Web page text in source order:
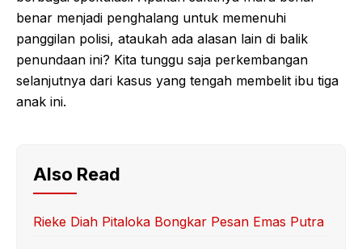
benar menjadi penghalang untuk memenuhi
panggilan polisi, ataukah ada alasan lain di balik
penundaan ini? Kita tunggu saja perkembangan
selanjutnya dari kasus yang tengah membelit ibu tiga
anak ini.
Also Read
Rieke Diah Pitaloka Bongkar Pesan Emas Putra